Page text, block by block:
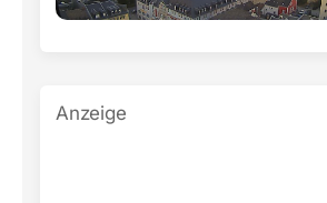
Anzeige